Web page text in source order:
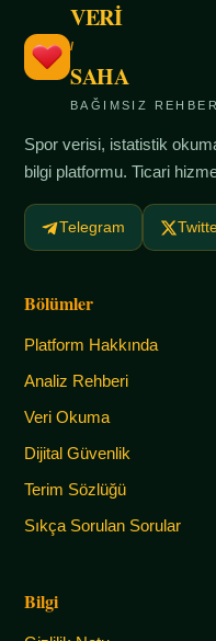
VERİ
/
SAHA
BAĞIMSIZ REHBER
Spor verisi, istatistik
bilgi platformu. Ticari
Telegram
Bölümler
Platform Hakkında
Analiz Rehberi
Veri Okuma
Dijital Güvenlik
Terim Sözlüğü
Sıkça Sorulan Sorular
Bilgi